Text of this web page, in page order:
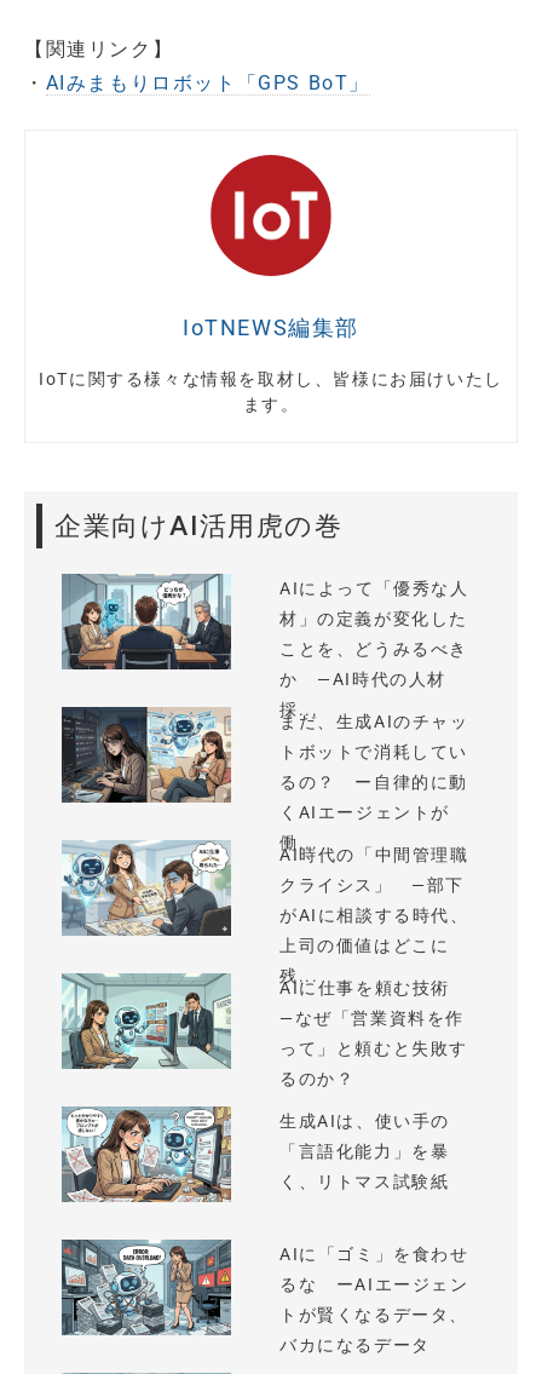
【関連リンク】
・ AIみまもりロボット「GPS BoT」
IoTNEWS編集部
IoTに関する様々な情報を取材し、皆様にお届けいたし
ます。
企業向けAI活用虎の巻
AIによって「優秀な人
材」の定義が変化した
ことを、どうみるべき
か —AI時代の人材
採...
まだ、生成AIのチャッ
トボットで消耗してい
るの？ ー自律的に動
くAIエージェントが
働...
AI時代の「中間管理職
クライシス」 —部下
がAIに相談する時代、
上司の価値はどこに
残...
AIに仕事を頼む技術
—なぜ「営業資料を作
って」と頼むと失敗す
るのか？
生成AIは、使い手の
「言語化能力」を暴
く、リトマス試験紙
AIに「ゴミ」を食わせ
るな ーAIエージェン
トが賢くなるデータ、
バカになるデータ